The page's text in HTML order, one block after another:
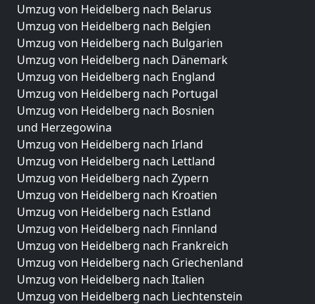
Umzug von Heidelberg nach Belarus
Umzug von Heidelberg nach Belgien
Umzug von Heidelberg nach Bulgarien
Umzug von Heidelberg nach Dänemark
Umzug von Heidelberg nach England
Umzug von Heidelberg nach Portugal
Umzug von Heidelberg nach Bosnien
und Herzegowina
Umzug von Heidelberg nach Irland
Umzug von Heidelberg nach Lettland
Umzug von Heidelberg nach Zypern
Umzug von Heidelberg nach Kroatien
Umzug von Heidelberg nach Estland
Umzug von Heidelberg nach Finnland
Umzug von Heidelberg nach Frankreich
Umzug von Heidelberg nach Griechenland
Umzug von Heidelberg nach Italien
Umzug von Heidelberg nach Liechtenstein